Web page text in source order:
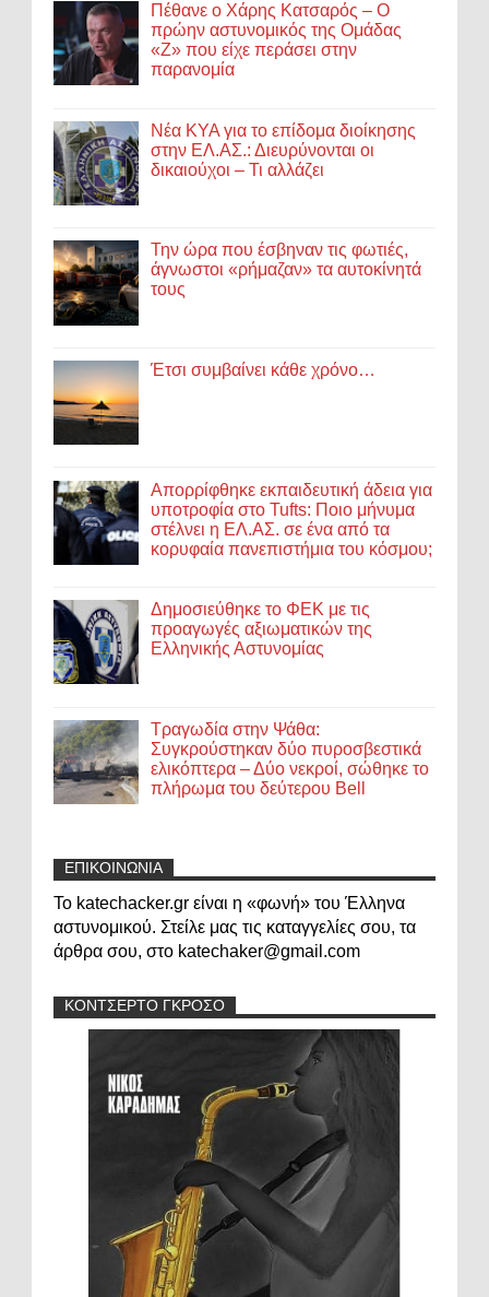
Πέθανε ο Χάρης Κατσαρός – Ο
πρώην αστυνομικός της Ομάδας
«Ζ» που είχε περάσει στην
παρανομία
Νέα ΚΥΑ για το επίδομα διοίκησης
στην ΕΛ.ΑΣ.: Διευρύνονται οι
δικαιούχοι – Τι αλλάζει
Την ώρα που έσβηναν τις φωτιές,
άγνωστοι «ρήμαζαν» τα αυτοκίνητά
τους
Έτσι συμβαίνει κάθε χρόνο…
Απορρίφθηκε εκπαιδευτική άδεια για
υποτροφία στο Tufts: Ποιο μήνυμα
στέλνει η ΕΛ.ΑΣ. σε ένα από τα
κορυφαία πανεπιστήμια του κόσμου;
Δημοσιεύθηκε το ΦΕΚ με τις
προαγωγές αξιωματικών της
Ελληνικής Αστυνομίας
Τραγωδία στην Ψάθα:
Συγκρούστηκαν δύο πυροσβεστικά
ελικόπτερα – Δύο νεκροί, σώθηκε το
πλήρωμα του δεύτερου Bell
ΕΠΙΚΟΙΝΩΝΙΑ
Το katechacker.gr είναι η «φωνή» του Έλληνα
αστυνομικού. Στείλε μας τις καταγγελίες σου, τα
άρθρα σου, στο katechaker@gmail.com
ΚΟΝΤΣΕΡΤΟ ΓΚΡΟΣΟ